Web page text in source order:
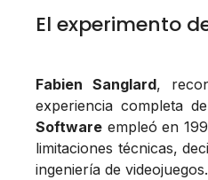
El experimento
Fabien Sanglard,
experiencia completa
Software empleó en
limitaciones técnicas,
ingeniería de videojuegos.